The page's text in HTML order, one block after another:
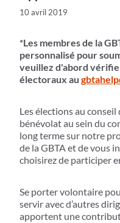
10 avril 2019
*Les membres de la
personnalisé pour
veuillez d'abord
électoraux au
Les élections au
bénévolat au sein du
long terme sur notre
de la GBTA et de vous
choisirez de participer
Se porter volontaire
servir avec d’autres
apportent une